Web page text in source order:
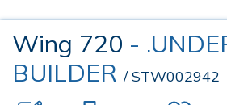
Wing 720 -
BUILDER / STW002942